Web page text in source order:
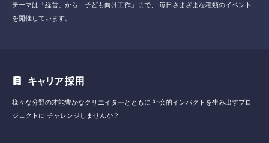
テーマは「経営」から「子ども向け工作」まで、
毎日さまざまな種類のイベント
を開催しています。
キャリア採用
様々な分野の才能豊かなクリエイターとともに 社会的インパクトを生み出すプロ
ジェクトに チャレンジしませんか？